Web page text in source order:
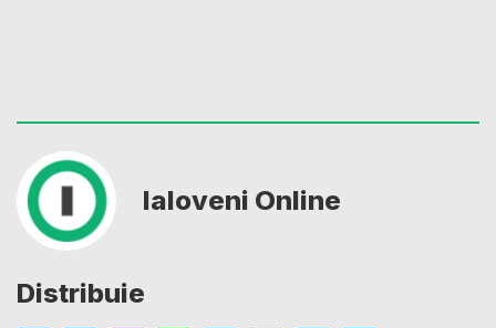
Ialoveni Online
Distribuie